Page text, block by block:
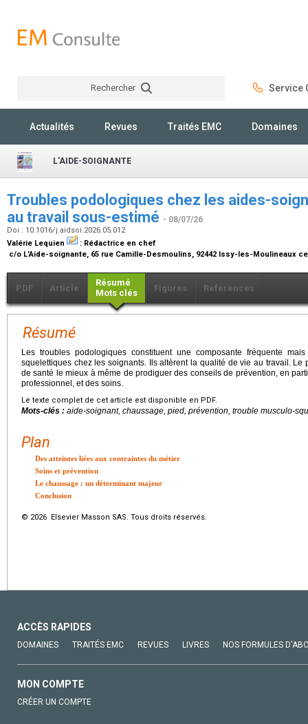
Rechercher Service
Actualités Revues Traités EMC Domaines
L'AIDE-SOIGNANTE
Troubles podologiques chez les aides-
au travail sous-estimé - 08/07/26
Doi : 10.1016/j.aidsoi.2026.05.012
Valérie Lequien
: Rédactrice en chef
c/o L’Aide-soignante, 65 rue Camille-Desmoulins, 92442 Issy-les-Moulineaux
PDF Article
Résumé
Mots clés
Figures Références
Résumé
Les troubles podologiques constituent une composante fréquente
squelettiques chez les soignants. Ils altèrent la qualité de vie au travail.
de santé le mieux à même de prodiguer des conseils de prévention, en
professionnel, et des soins.
Le texte complet de cet article est disponible en PDF.
Mots-clés : aide-soignant, chaussage, pied, prévention, trouble musculo-
Plan
Des atteintes liées aux contraintes du métier
Soins et prévention
Le chaussage : un déterminant majeur
Conclusion
© 2026 Elsevier Masson SAS. Tous droits réservés.
ACCÈS RAPIDES
DOMAINES TRAITÉS EMC REVUES LIVRES NOS FORMULES
MON COMPTE
CRÉER UN COMPTE